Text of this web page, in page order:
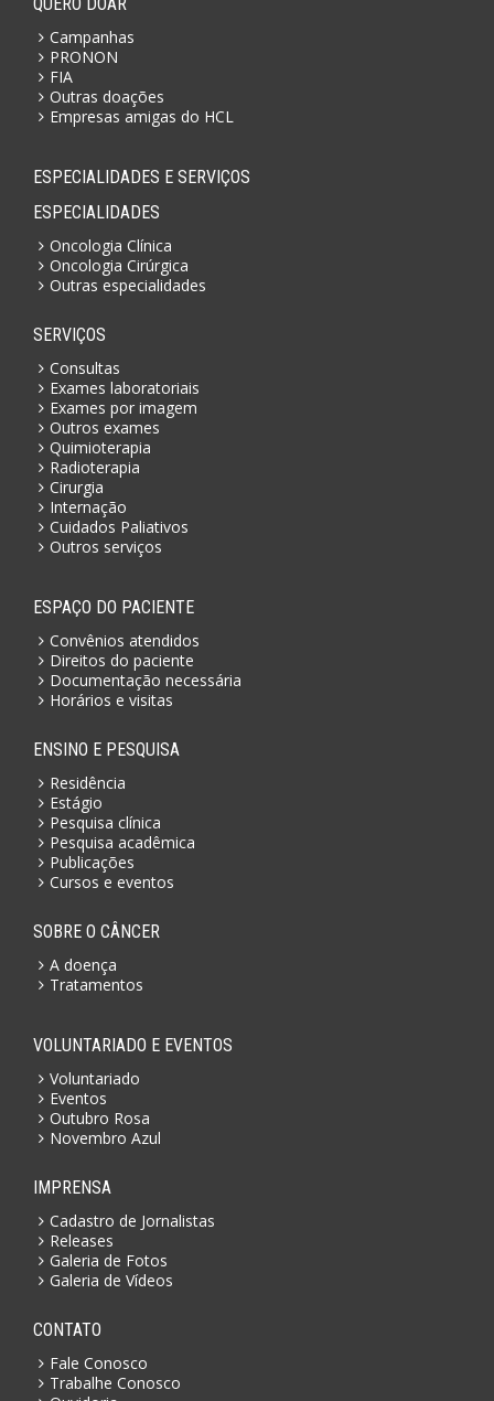
Campanhas
PRONON
FIA
Outras doações
Empresas amigas do HCL
ESPECIALIDADES E SERVIÇOS
ESPECIALIDADES
Oncologia Clínica
Oncologia Cirúrgica
Outras especialidades
SERVIÇOS
Consultas
Exames laboratoriais
Exames por imagem
Outros exames
Quimioterapia
Radioterapia
Cirurgia
Internação
Cuidados Paliativos
Outros serviços
ESPAÇO DO PACIENTE
Convênios atendidos
Direitos do paciente
Documentação necessária
Horários e visitas
ENSINO E PESQUISA
Residência
Estágio
Pesquisa clínica
Pesquisa acadêmica
Publicações
Cursos e eventos
SOBRE O CÂNCER
A doença
Tratamentos
VOLUNTARIADO E EVENTOS
Voluntariado
Eventos
Outubro Rosa
Novembro Azul
IMPRENSA
Cadastro de Jornalistas
Releases
Galeria de Fotos
Galeria de Vídeos
CONTATO
Fale Conosco
Trabalhe Conosco